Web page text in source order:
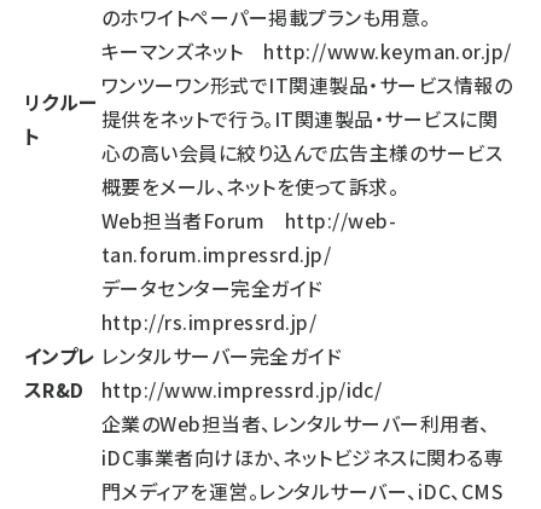
のホワイトペーパー掲載プランも用意。
リクルー
ト
キーマンズネット http://www.keyman.or.jp/
ワンツーワン形式でIT関連製品・サービス情報の
提供をネットで行う。IT関連製品・サービスに関
心の高い会員に絞り込んで広告主様のサービス
概要をメール、ネットを使って訴求。
インプレ
スR&D
Web担当者Forum http://web-
tan.forum.impressrd.jp/
データセンター完全ガイド
http://rs.impressrd.jp/
レンタルサーバー完全ガイド
http://www.impressrd.jp/idc/
企業のWeb担当者、レンタルサーバー利用者、
iDC事業者向けほか、ネットビジネスに関わる専
門メディアを運営。レンタルサーバー、iDC、CMS